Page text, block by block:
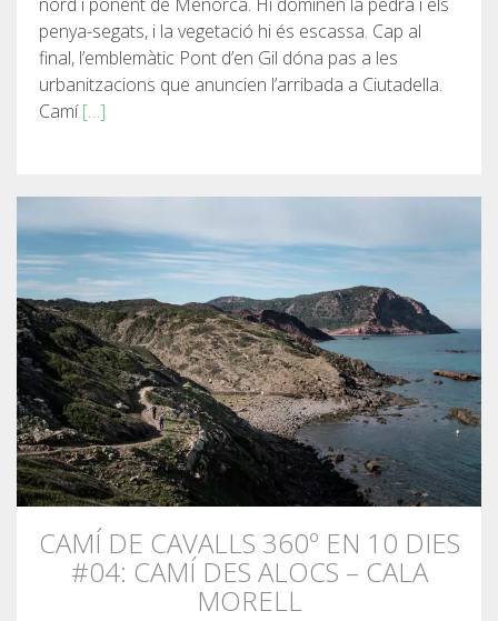
penya-segats, i la vegetació hi és escassa. Cap al
final, l’emblemàtic Pont d’en Gil dóna pas a les
urbanitzacions que anuncien l’arribada a Ciutadella.
Camí[…]
CAMÍ DE CAVALLS 360º EN 10 DIES
#04: CAMÍ DES ALOCS – CALA
MORELL